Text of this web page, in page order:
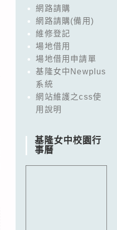
網路請購
網路請購(備用)
維修登記
場地借用
場地借用申請單
基隆女中Newplus
系統
網站維護之css使
用說明
基隆女中校園行
事曆